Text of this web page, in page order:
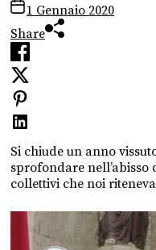
1 Gennaio 2020
Share
Si chiude un anno
sprofondare
collettivi che noi